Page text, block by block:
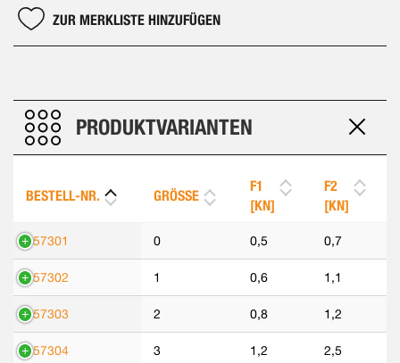
ZUR MERKLISTE HINZUFÜGEN
PRODUKTVARIANTEN
BESTELL-NR. GRÖSSE
F1
[KN]
F2
[KN]
557301 0 0,5 0,7
557302 1 0,6 1,1
557303 2 0,8 1,2
557304 3 1,2 2,5